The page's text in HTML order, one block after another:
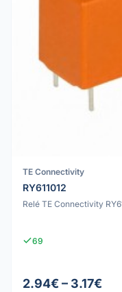
TE Connectivity
RY611012
Relé TE Connectivity
69
2.94€ – 3.17€